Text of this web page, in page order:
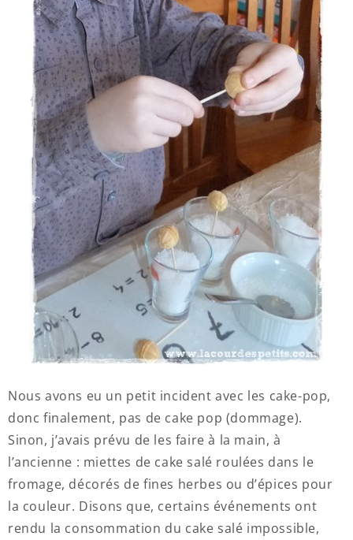
Nous avons eu un petit incident avec les cake-pop,
donc finalement, pas de cake pop (dommage).
Sinon, j’avais prévu de les faire à la main, à
l’ancienne : miettes de cake salé roulées dans le
fromage, décorés de fines herbes ou d’épices pour
la couleur. Disons que, certains événements ont
rendu la consommation du cake salé impossible,